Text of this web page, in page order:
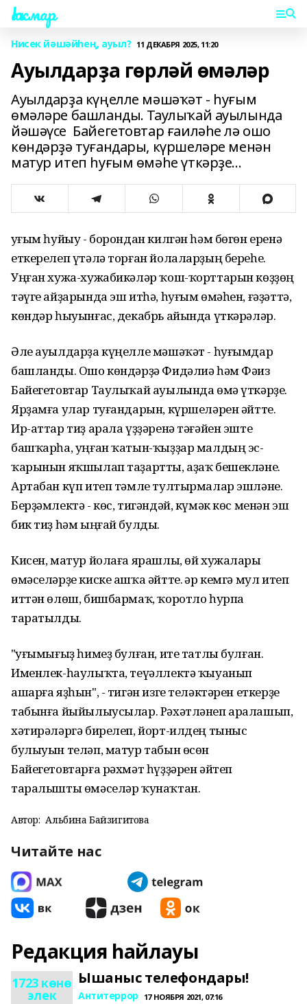
Һаҡмар
Нисек йәшәйһең, ауыл? 11 ДЕКАБРЯ 2025, 11:20
Ауылдарҙа гөрләй өмәләр
Ауылдарҙа күңелле мәшәҡәт - һуғым
өмәләре башланды. Таулыҡай ауылында
йәшәүсе Байегетовтар ғаиләһе лә ошо
көндәрҙә туғандары, күршеләре менән
матур итеп һуғым өмәһе үткәрҙе...
Һуғым һуйыу - борондан килгән һәм бөгөн еренә
еткерелеп үтәлә торған йолаларҙың береһе.
Уңған хужа-хужабикәләр ҡош-ҡорттарын көҙҙөң
тәүге айҙарында эш итһә, һуғым өмәһен, ғәҙәттә,
көндәр һыуынғас, декабрь айында үткәрәләр.
Әле ауылдарҙа күңелле мәшәҡәт - һуғымдар
башланды. Ошо көндәрҙә Фидәлиә һәм Фәиз
Байегетовтар Таулыҡай ауылында өмә үткәрҙе.
Ярҙамға улар туғандарын, күршеләрен әйтте.
Ир-аттар тиҙ арала үҙҙәренә тәғәйен эште
башҡарһа, уңған ҡатын-ҡыҙҙар малдың эс-
ҡарынын яҡшылап таҙартты, аҙаҡ бешекләне.
Артабан күп итеп тәмле тултырмалар эшләне.
Берҙәмлектә - көс, тигәндәй, күмәк көс менән эш
бик тиҙ һәм ыңғай булды.
Кисен, матур йолаға ярашлы, өй хужалары
өмәселәрҙе киске ашҡа әйтте. Һәр кемгә мул итеп
иттән өлөш, бишбармаҡ, ҡоротло һурпа
таратылды.
"Һуғымығыҙ һимеҙ булған, ите татлы булған.
Именлек-һаулыҡта, теүәллектә ҡыуанып
ашарға яҙһын", - тигән изге теләктәрен еткерҙе
табынға йыйылыусылар. Рәхәтләнеп аралашып,
хәтирәләргә бирелеп, йорт-илдең тыныс
булыуын теләп, матур табын өсөн
Байегетовтарға рәхмәт һүҙҙәрен әйтеп
таралышты өмәселәр ҡунаҡтан.
Автор: Альбина Байзигитова
Читайте нас
Редакция һайлауы
1723 көнө
элек
Ышаныс телефондары!
Антитеррор 17 НОЯБРЯ 2021, 07:16